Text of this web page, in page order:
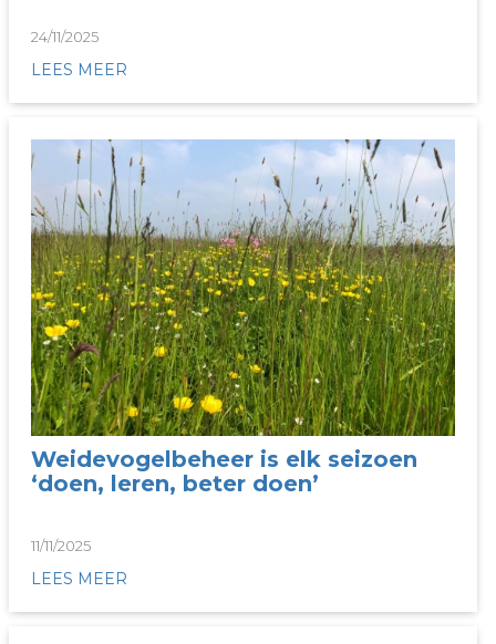
24/11/2025
LEES MEER
Weidevogelbeheer is elk seizoen
‘doen, leren, beter doen’
11/11/2025
LEES MEER